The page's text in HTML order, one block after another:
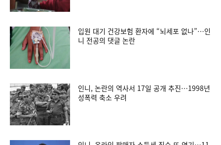
입원 대기 건강보험 환자에 “뇌세포 없나”…인
니 전공의 댓글 논란
인니, 논란의 역사서 17일 공개 추진…1998년
성폭력 축소 우려